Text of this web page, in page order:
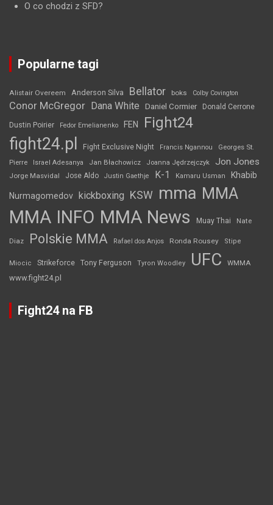
O co chodzi z SFD?
Popularne tagi
Alistair Overeem Anderson Silva Bellator boks Colby Covington
Conor McGregor Dana White Daniel Cormier Donald Cerrone
Dustin Poirier Fedor Emelianenko FEN Fight24
fight24.pl Fight Exclusive Night Francis Ngannou
Georges St.
Pierre
Israel Adesanya Jan Błachowicz Joanna Jędrzejczyk Jon Jones
Jorge Masvidal Jose Aldo Justin Gaethje K-1 Kamaru Usman Khabib
Nurmagomedov kickboxing KSW mma MMA
MMA INFO MMA News Muay Thai Nate
Diaz Polskie MMA Rafael dos Anjos Ronda Rousey Stipe
Miocic Strikeforce Tony Ferguson Tyron Woodley UFC WMMA
www.fight24.pl
Fight24 na FB